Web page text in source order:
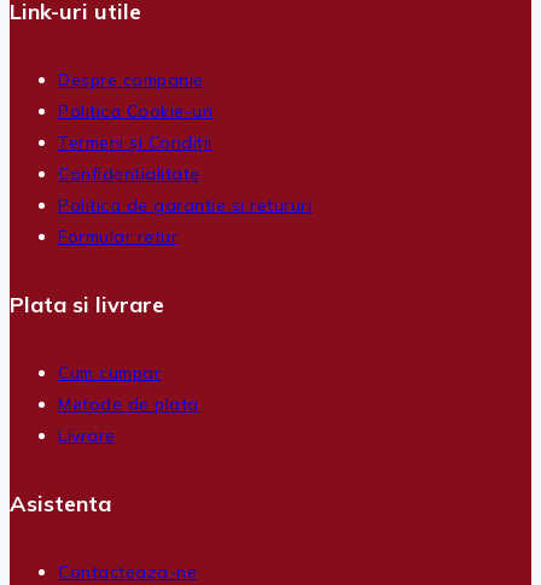
Link-uri utile
Despre companie
Politica Cookie-uri
Termeni și Condiții
Confidentialitate
Politica de garantie si retururi
Formular retur
Plata si livrare
Cum cumpar
Metode de plata
Livrare
Asistenta
Contacteaza-ne